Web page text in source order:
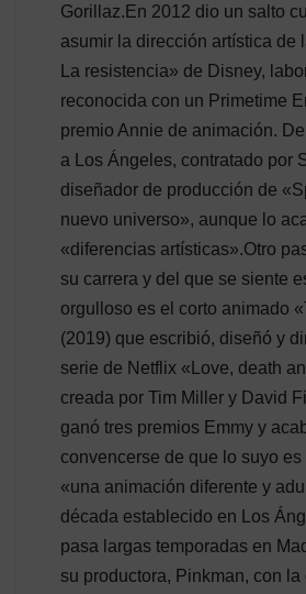
Gorillaz.En 2012 dio un salto
asumir la dirección artística de
La resistencia» de Disney,
reconocida con un Primetime
premio Annie de animación.
a Los Ángeles, contratado por
diseñador de producción de
nuevo universo», aunque lo
«diferencias artísticas».Otro
su carrera y del que se siente
orgulloso es el corto animado
(2019) que escribió, diseñó y
serie de Netflix «Love, death
creada por Tim Miller y David
ganó tres premios Emmy y
convencerse de que lo suyo
«una animación diferente y
década establecido en Los
pasa largas temporadas en
su productora, Pinkman, con la